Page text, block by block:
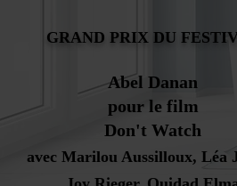
GRAND PRIX DU
Abel Danan
pour le film
Don't Watch
avec Marilou Aussilloux, Léa